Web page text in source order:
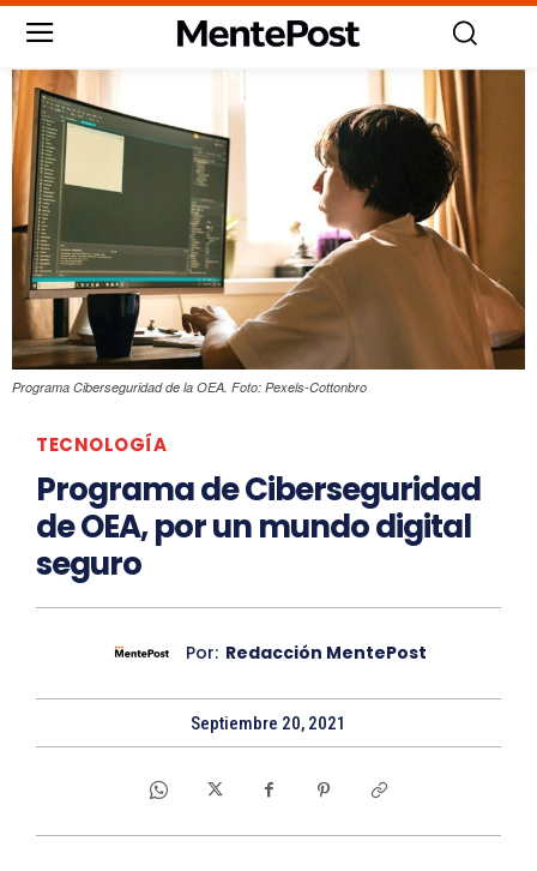
Programa Ciberseguridad de la OEA. Foto: Pexels-Cottonbro
TECNOLOGÍA
Programa de Ciberseguridad
de OEA, por un mundo digital
seguro
Por: Redacción MentePost
Septiembre 20, 2021